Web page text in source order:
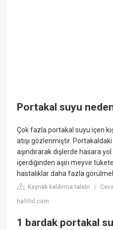
Portakal suyu
Çok fazla portakal suyu içen
atışı gözlenmiştir.
aşındırarak dişlerde hasara
içerdiğinden aşırı meyve
hastalıklar daha fazla
Kaynak kaldırma talebi |
hafifol.com
1 bardak portakal